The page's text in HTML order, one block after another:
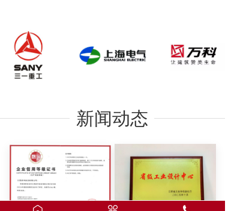
新闻动态